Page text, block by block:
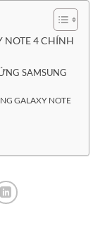
NOTE 4 CHÍNH
SAMSUNG
GALAXY NOTE